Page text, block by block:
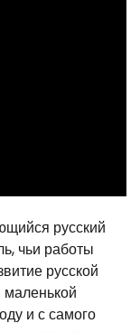
русский
чьи работы
русской
и с самого